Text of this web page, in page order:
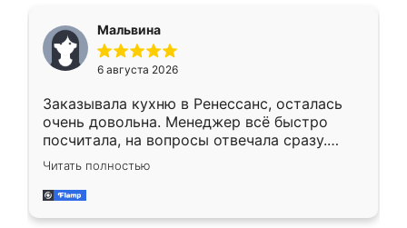
Мальвина
6 августа 2026
Заказывала кухню в Ренессанс, осталась
очень довольна. Менеджер всё быстро
посчитала, на вопросы отвечала сразу.
Замерщик приехал в субботу, подошёл к
делу со всей ответственностью. Собрали
за день, ребята работали аккуратно, даже
Читать полностью